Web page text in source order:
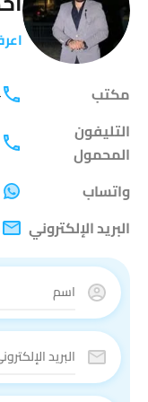
مكتب
التليفون
المحمول
واتساب
البريد الإلكتروني